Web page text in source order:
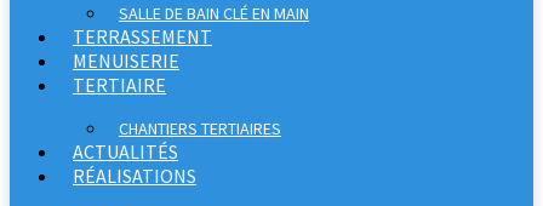
SALLE DE BAIN CLÉ EN MAIN
TERRASSEMENT
MENUISERIE
TERTIAIRE
CHANTIERS TERTIAIRES
ACTUALITÉS
RÉALISATIONS